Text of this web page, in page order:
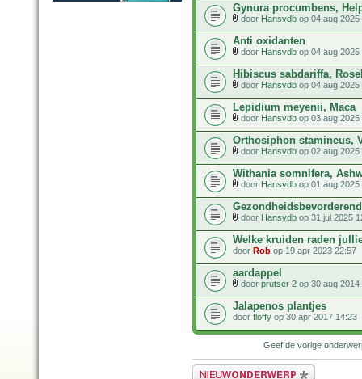
Gynura procumbens,
door Hansvdb op 04 aug 2025
Anti oxidanten
door Hansvdb op 04 aug 2025
Hibiscus sabdariffa,
door Hansvdb op 04 aug 2025
Lepidium meyenii, Maca
door Hansvdb op 03 aug 2025
Orthosiphon stamineus,
door Hansvdb op 02 aug 2025
Withania somnifera,
door Hansvdb op 01 aug 2025
door Hansvdb op 31 jul 2025
Welke kruiden raden
door Rob op 19 apr 2023 22:57
aardappel
door prutser 2 op 30 aug 2014
Jalapenos plantjes
door floffy op 30 apr 2017 14:23
Geef de vorige
Plaats een nieuw bericht